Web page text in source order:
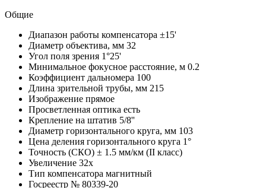
Общие
Диапазон работы компенсатора ±15'
Диаметр объектива, мм 32
Угол поля зрения 1°25'
Минимальное фокусное расстояние, м 0.2
Коэффициент дальномера 100
Длина зрительной трубы, мм 215
Изображение прямое
Просветленная оптика есть
Крепление на штатив 5/8''
Диаметр горизонтального круга, мм 103
Цена деления горизонтального круга 1°
Точность (СКО) ± 1.5 мм/км (II класс)
Увеличение 32x
Тип компенсатора магнитный
Госреестр № 80339-20